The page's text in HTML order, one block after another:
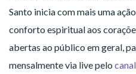
Santo inicia com mais uma
conforto espiritual aos
abertas ao público em geral,
mensalmente via live pelo